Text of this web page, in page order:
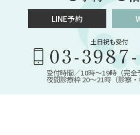
LINE予約
土日祝も受付
03-
受付時間／10時～19時（完全
夜間診療枠 20～21時（診察・